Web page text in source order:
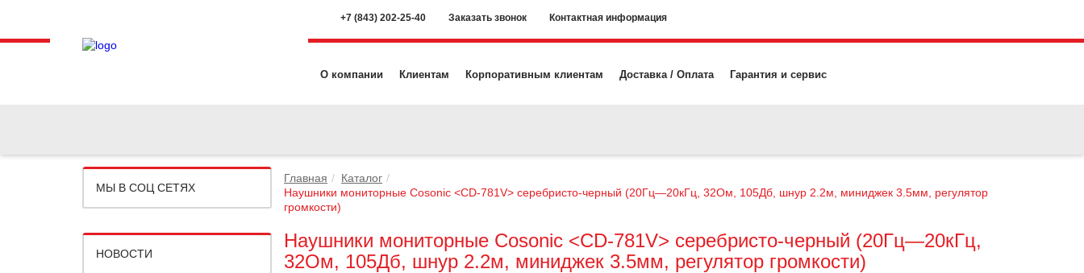
+7 (843) 202-25-40 Заказать звонок Контактная информация
О компании Клиентам Корпоративным клиентам Доставка / Оплата Гарантия и сервис
МЫ В СОЦ СЕТЯХ
НОВОСТИ
Главная
Каталог
Наушники мониторные Cosonic <CD-781V> серебристо-черный (20Гц—20кГц, 32Ом, 105Дб, шнур 2.2м, миниджек 3.5мм, регулятор
громкости)
Наушники мониторные Cosonic <CD-781V> серебристо-черный (20Гц—20кГц,
32Ом, 105Дб, шнур 2.2м, миниджек 3.5мм, регулятор громкости)